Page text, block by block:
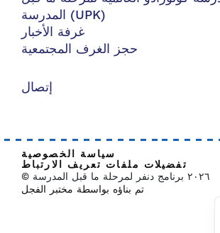
المدرسة (UPK)
غرفة الأخبار
حجز الغرف المجتمعية
إتصال
سياسة الخصوصية
تفضيلات ملفات تعريف الارتباط
© ٢٠٢٦ برنامج دنفر لمرحلة ما قبل المدرسة
تم بناؤه بواسطة مختبر الفجل